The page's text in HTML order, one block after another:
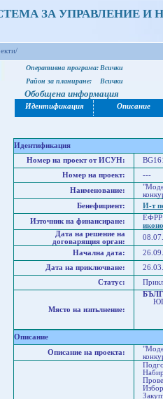
ЗА УПРАВЛЕНИЕ И
Оперативна програма: Всички
Район за планиране:
Всички
Обобщена информация
Идентификация Описание
Идентификация
Номер на проект от ИСУН:
Номер на проект:
---
Наименование:
Бенефициент:
И-т
Източник на финансиране:
Дата на решение на
договарящия орган:
Начална дата:
Дата на приключване:
Статус:
Място на изпълнение:
Описание
Описание на проекта: